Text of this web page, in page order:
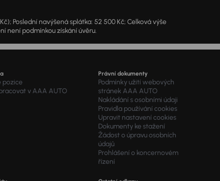
Poslední navýšená splátka: 52 500 Kč; Celková výše
není podmínkou získání úvěru.
pozice
v AAA AUTO
Právní dokumenty
Podmínky užití webových
stránek AAA AUTO
Nakládání s osobními údaji
Pravidla používání cookies
Upravit nastavení cookies
Dokumenty ke stažení
Žádost o úpravu osobních
údajů
Prohlášení o koncernovém
řízení